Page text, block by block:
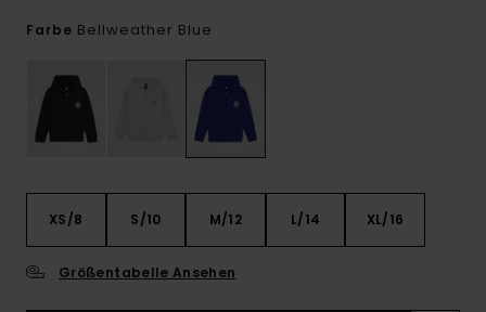
Farbe Bellweather Blue
XS/8 S/10 M/12 L/14 XL/16
Größentabelle Ansehen